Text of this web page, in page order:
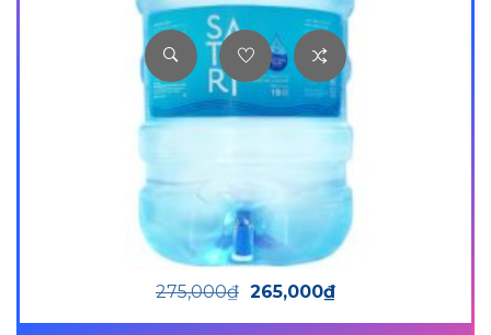
275,000₫ 265,000₫